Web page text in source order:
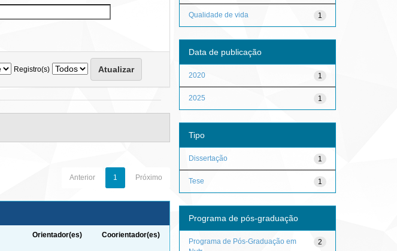
Registro(s)
Anterior 1 Próximo
Orientador(es) Coorientador(es)
1
Qualidade de vida
Data de publicação
1
2020
1
2025
Tipo
1
Dissertação
1
Tese
Programa de pós-graduação
2
Programa de Pós-Graduação em